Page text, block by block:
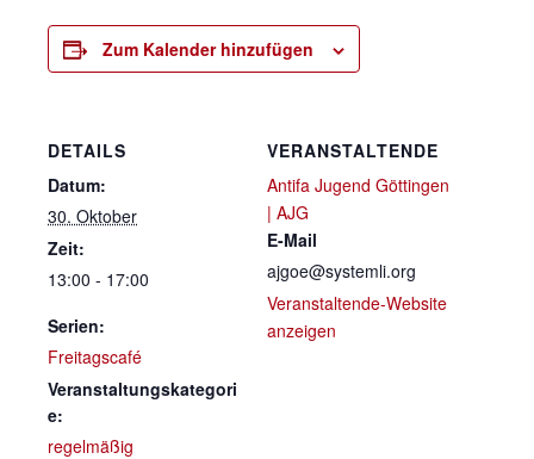
Zum Kalender hinzufügen
DETAILS
Datum:
30. Oktober
Zeit:
13:00 - 17:00
Serien:
Freitagscafé
Veranstaltungskategori
e:
regelmäßig
VERANSTALTENDE
Antifa Jugend Göttingen
| AJG
E-Mail
ajgoe@systemli.org
Veranstaltende-Website
anzeigen